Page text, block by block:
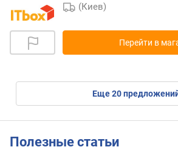
(Киев)
Перейти в
eще20
Полезные статьи